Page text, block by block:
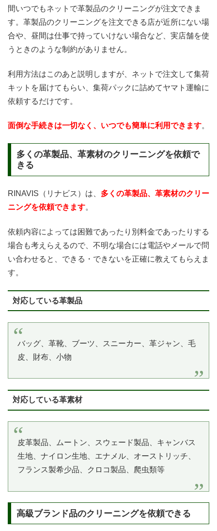
間いつでもネットで革製品のクリーニングが注文できま
す。革製品のクリーニングを注文できる店が近所にない場
合や、昼間は仕事で持っていけない場合など、実店舗を使
うときのような制約がありません。
利用方法はこのあと説明しますが、ネットで注文して集荷
キットを届けてもらい、集荷パックに詰めてヤマト運輸に
依頼するだけです。
面倒な手続きは一切なく、いつでも簡単に利用できます。
多くの革製品、革素材のクリーニングを依頼で
きる
RINAVIS（リナビス）は、 多くの革製品、革素材のクリー
ニングを依頼できます。
依頼内容によっては困難であったり別料金であったりする
場合も考えらえるので、不明な場合には電話やメールで問
い合わせると、できる・できないを正確に教えてもらえま
す。
対応している革製品
バッグ、革靴、ブーツ、スニーカー、革ジャン、毛
皮、財布、小物
対応している革素材
皮革製品、ムートン、スウェード製品、キャンバス
生地、ナイロン生地、エナメル、オーストリッチ、
フランス製希少品、クロコ製品、爬虫類等
高級ブランド品のクリーニングを依頼できる